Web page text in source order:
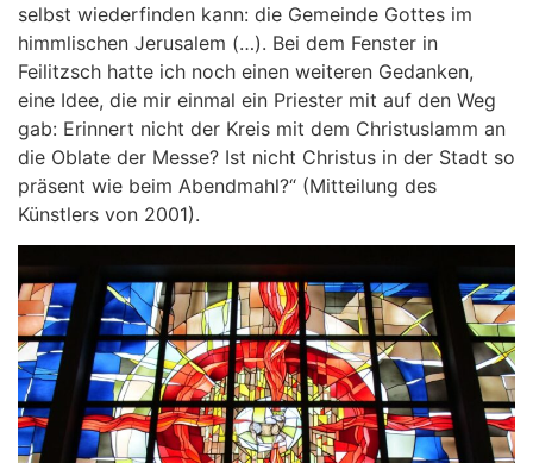
selbst wiederfinden kann: die Gemeinde Gottes im
himmlischen Jerusalem (…). Bei dem Fenster in
Feilitzsch hatte ich noch einen weiteren Gedanken,
eine Idee, die mir einmal ein Priester mit auf den Weg
gab: Erinnert nicht der Kreis mit dem Christuslamm an
die Oblate der Messe? Ist nicht Christus in der Stadt so
präsent wie beim Abendmahl?“ (Mitteilung des
Künstlers von 2001).